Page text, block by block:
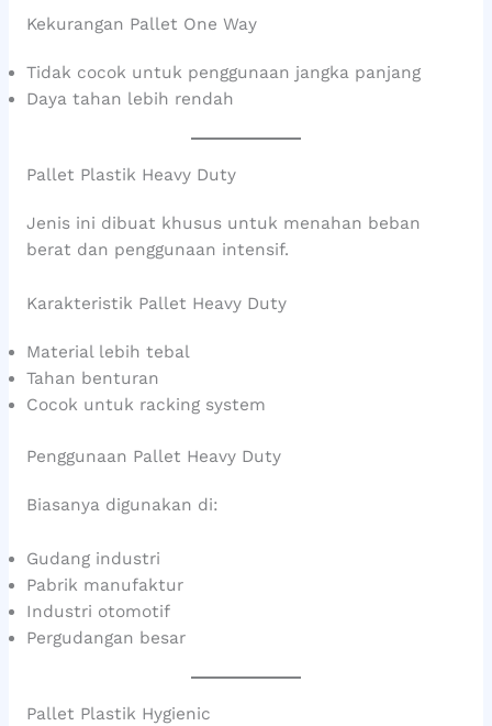
Kekurangan Pallet One Way
Tidak cocok untuk penggunaan jangka panjang
Daya tahan lebih rendah
Pallet Plastik Heavy Duty
Jenis ini dibuat khusus untuk menahan beban
berat dan penggunaan intensif.
Karakteristik Pallet Heavy Duty
Material lebih tebal
Tahan benturan
Cocok untuk racking system
Penggunaan Pallet Heavy Duty
Biasanya digunakan di:
Gudang industri
Pabrik manufaktur
Industri otomotif
Pergudangan besar
Pallet Plastik Hygienic